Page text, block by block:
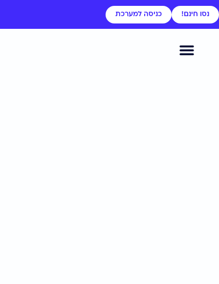
נסו חינם! כניסה למערכת